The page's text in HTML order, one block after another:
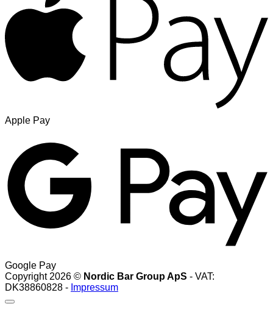
Apple Pay
Google Pay
Copyright 2026 © Nordic Bar Group ApS - VAT:
DK38860828 - Impressum